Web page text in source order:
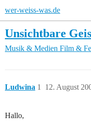
wer-weiss-was.de
Unsichtbare
Musik & Medien Film &
Ludwina 12. August
1
Hallo,